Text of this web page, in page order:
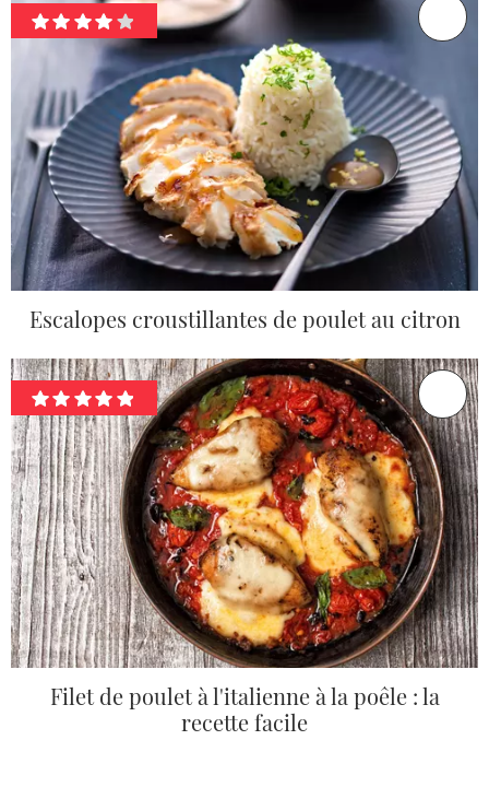
Escalopes croustillantes de poulet au citron
Filet de poulet à l'italienne à la poêle : la
recette facile